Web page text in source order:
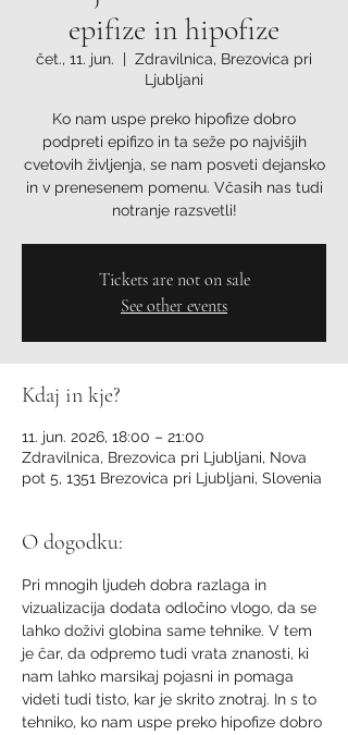
epifize in hipofize
čet., 11. jun.
  |
Zdravilnica, Brezovica pri
Ljubljani
Ko nam uspe preko hipofize dobro
podpreti epifizo in ta seže po najvišjih
cvetovih življenja, se nam posveti dejansko
in v prenesenem pomenu. Včasih nas tudi
notranje razsvetli!
Tickets are not on sale
See other events
Kdaj in kje?
11. jun. 2026, 18:00 – 21:00
Zdravilnica, Brezovica pri Ljubljani, Nova
pot 5, 1351 Brezovica pri Ljubljani, Slovenia
O dogodku:
Pri mnogih ljudeh dobra razlaga in
vizualizacija dodata odločino vlogo, da se
lahko doživi globina same tehnike. V tem
je čar, da odpremo tudi vrata znanosti, ki
nam lahko marsikaj pojasni in pomaga
videti tudi tisto, kar je skrito znotraj. In s to
tehniko, ko nam uspe preko hipofize dobro